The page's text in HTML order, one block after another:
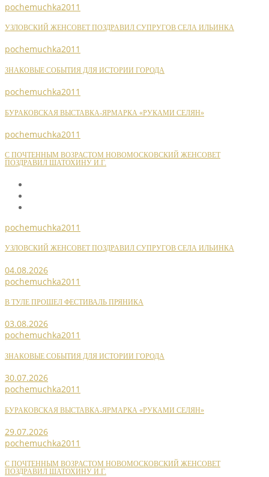
pochemuchka2011
УЗЛОВСКИЙ ЖЕНСОВЕТ ПОЗДРАВИЛ СУПРУГОВ СЕЛА ИЛЬИНКА
pochemuchka2011
ЗНАКОВЫЕ СОБЫТИЯ ДЛЯ ИСТОРИИ ГОРОДА
pochemuchka2011
БУРАКОВСКАЯ ВЫСТАВКА-ЯРМАРКА «РУКАМИ СЕЛЯН»
pochemuchka2011
С ПОЧТЕННЫМ ВОЗРАСТОМ НОВОМОСКОВСКИЙ ЖЕНСОВЕТ
ПОЗДРАВИЛ ШАТОХИНУ И.Г.
pochemuchka2011
УЗЛОВСКИЙ ЖЕНСОВЕТ ПОЗДРАВИЛ СУПРУГОВ СЕЛА ИЛЬИНКА
04.08.2026
pochemuchka2011
В ТУЛЕ ПРОШЕЛ ФЕСТИВАЛЬ ПРЯНИКА
03.08.2026
pochemuchka2011
ЗНАКОВЫЕ СОБЫТИЯ ДЛЯ ИСТОРИИ ГОРОДА
30.07.2026
pochemuchka2011
БУРАКОВСКАЯ ВЫСТАВКА-ЯРМАРКА «РУКАМИ СЕЛЯН»
29.07.2026
pochemuchka2011
С ПОЧТЕННЫМ ВОЗРАСТОМ НОВОМОСКОВСКИЙ ЖЕНСОВЕТ
ПОЗДРАВИЛ ШАТОХИНУ И.Г.